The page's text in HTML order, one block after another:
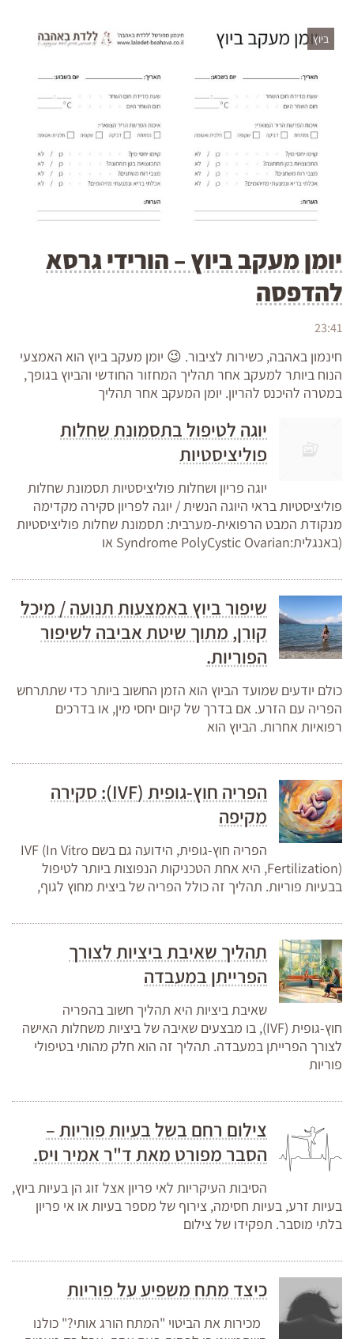
ביוץ
יומן מעקב ביוץ – הורידי גרסא
להדפסה
23:41
חינמון באהבה, כשירות לציבור. 😉 יומן מעקב ביוץ הוא האמצעי
הנוח ביותר למעקב אחר תהליך המחזור החודשי והביוץ בגופך,
במטרה להיכנס להריון. יומן המעקב אחר תהליך
יוגה לטיפול בתסמונת שחלות
פוליציסטיות
יוגה פריון ושחלות פוליציסטיות תסמונת שחלות
פוליציסטיות בראי היוגה הנשית / יוגה לפריון סקירה מקדימה
מנקודת המבט הרפואית-מערבית: תסמונת שחלות פוליציסטיות
(באנגלית:Syndrome PolyCystic Ovarian או
שיפור ביוץ באמצעות תנועה / מיכל
קורן, מתוך שיטת אביבה לשיפור
הפוריות.
כולם יודעים שמועד הביוץ הוא הזמן החשוב ביותר כדי שתתרחש
הפריה עם הזרע. אם בדרך של קיום יחסי מין, או בדרכים
רפואיות אחרות. הביוץ הוא
הפריה חוץ-גופית (IVF): סקירה
מקיפה
הפריה חוץ-גופית, הידועה גם בשם IVF (In Vitro
Fertilization), היא אחת הטכניקות הנפוצות ביותר לטיפול
בבעיות פוריות. תהליך זה כולל הפריה של ביצית מחוץ לגוף,
תהליך שאיבת ביציות לצורך
הפרייתן במעבדה
שאיבת ביציות היא תהליך חשוב בהפריה
חוץ-גופית (IVF), בו מבצעים שאיבה של ביציות משחלות האישה
לצורך הפרייתן במעבדה. תהליך זה הוא חלק מהותי בטיפולי
פוריות
צילום רחם בשל בעיות פוריות –
הסבר מפורט מאת ד"ר אמיר ויס.
הסיבות העיקריות לאי פריון אצל זוג הן בעיות ביוץ,
בעיות זרע, בעיות חסימה, צירוף של מספר בעיות או אי פריון
בלתי מוסבר. תפקידו של צילום
כיצד מתח משפיע על פוריות
מכירות את הביטוי "המתח הורג אותי?" כולנו